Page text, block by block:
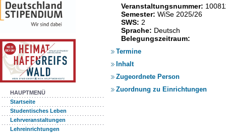
HAUPTMENÜ
Startseite
Studentisches Leben
Lehrveranstaltungen
Lehreinrichtungen
Veranstaltungsnummer:
Semester: WiSe 2025/26
SWS: 2
Sprache: Deutsch
Belegungszeitraum:
Termine
Inhalt
Zugeordnete Person
Zuordnung zu Einrichtungen